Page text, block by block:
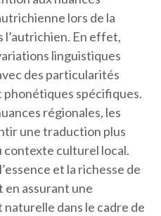
lors de la
En effet,
linguistiques
des particularités
phonétiques spécifiques.
régionales, les
une traduction plus
culturel local.
et la richesse de
assurant une
dans le cadre de